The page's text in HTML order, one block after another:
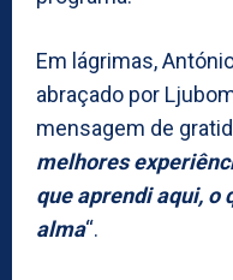
Em lágrimas,
abraçado por
mensagem de
melhores
que aprendi aqui, o
alma“.